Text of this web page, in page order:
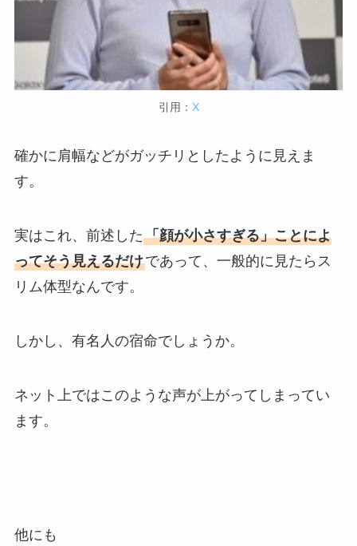
引用： X
確かに肩幅などがガッチリとしたように見えま
す。
実はこれ、前述した「顔が小さすぎる」ことによ
ってそう見えるだけであって、一般的に見たらス
リム体型なんです。
しかし、有名人の宿命でしょうか。
ネット上ではこのような声が上がってしまってい
ます。
他にも